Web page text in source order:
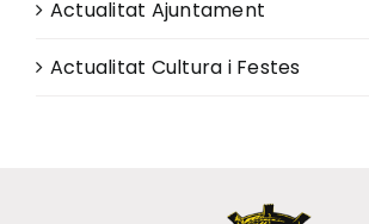
Actualitat Ajuntament
Actualitat Cultura i Festes